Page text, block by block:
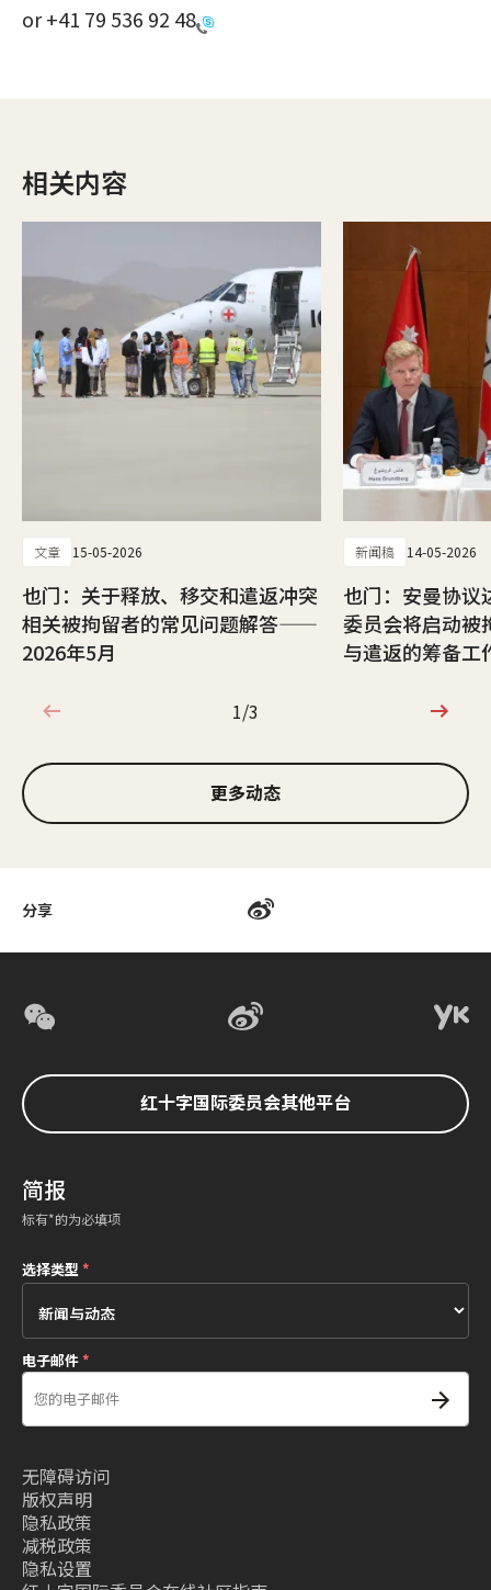
分享
or+41 79 536 92 48
相关内容
文章 15-05-2026
也门：关于释放、移交和遣返冲突
相关被拘留者的常见问题解答——
2026年5月
新闻稿 14-05-2026
也门：安曼协议
委员会将启动被
与遣返的筹备工
1/3
1/3
更多动态
红十字国际委员会其他平台
简报
标有*的为必填项
选择类型 *
电子邮件*
无障碍访问
版权声明
隐私政策
减税政策
隐私设置